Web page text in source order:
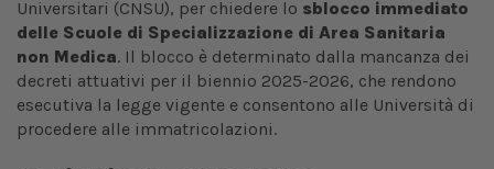
Universitari (CNSU), per chiedere lo sblocco immediato
delle Scuole di Specializzazione di Area Sanitaria
non Medica. Il blocco è determinato dalla mancanza dei
decreti attuativi per il biennio 2025-2026, che rendono
esecutiva la legge vigente e consentono alle Università di
procedere alle immatricolazioni.